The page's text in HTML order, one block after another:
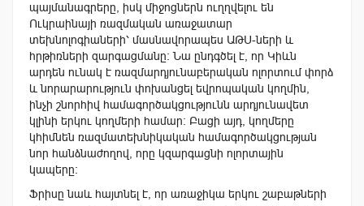
պայմանագրերը, իսկ միջոցներն ուղղվելու են
Ուկրաինայի ռազմական առաջատար
տեխնոլոգիաների՝ մասնավորապես ԱԹՍ-ների և
հրթիռների զարգացմանը։ Նա ընդգծել է, որ Կիևն
արդեն ունակ է ռազմարդյունաբերական ոլորտում փորձ
և նորարարություն փոխանցել եվրոպական կողմին,
ինչի շնորհիվ համագործակցությունն արդյունավետ
կլինի երկու կողմերի համար։ Բացի այդ, կողմերը
կհիմնեն ռազմատեխնիկական համագործակցության
նոր հանձնաժողով, որը կզարգացնի ոլորտային
կապերը։
Ֆրիսը նաև հայտնել է, որ առաջիկա երկու շաբաթների